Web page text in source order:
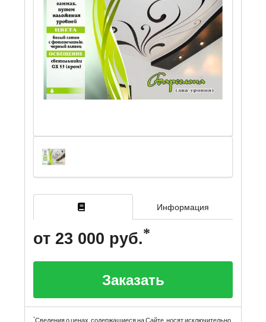
Информация
от 23 000 руб.
Заказать
*Сведения о ценах, содержащиеся на Сайте, носят исключительно